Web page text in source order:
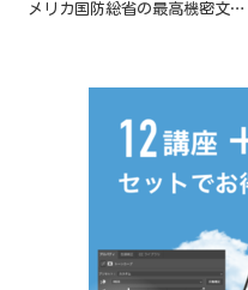
メリカ国防総省の最高機密文書
トの実話を映画化した社会派ド